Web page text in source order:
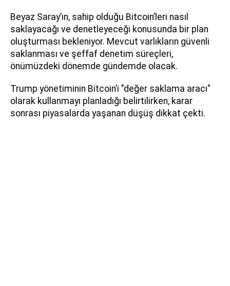
Beyaz Saray’ın, sahip olduğu Bitcoin’leri nasıl
saklayacağı ve denetleyeceği konusunda bir plan
oluşturması bekleniyor. Mevcut varlıkların güvenli
saklanması ve şeffaf denetim süreçleri,
önümüzdeki dönemde gündemde olacak.
Trump yönetiminin Bitcoin’i "değer saklama aracı"
olarak kullanmayı planladığı belirtilirken, karar
sonrası piyasalarda yaşanan düşüş dikkat çekti.